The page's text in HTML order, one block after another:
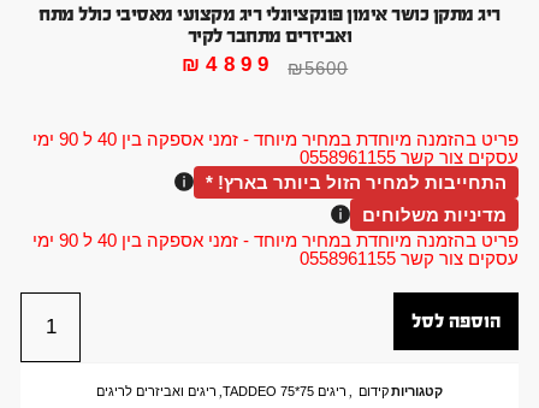
פריט בהזמנה מיוחדת במחיר מיוחד - זמני אספקה בין 40 ל 90 ימי
עסקים צור קשר 0558961155
ריג מתקן כושר אימון פונקציונלי ריג מקצועי מאסיבי כולל מתח
ואביזרים מתחבר לקיר
₪5600
₪4899
התחייבות למחיר הזול ביותר בארץ! *
מדיניות משלוחים
פריט בהזמנה מיוחדת במחיר מיוחד - זמני אספקה בין 40 ל 90 ימי
עסקים צור קשר 0558961155
הוספה לסל
קטגוריותקידום , ריגים 75*75 TADDEO , ריגים ואביזרים לריגים